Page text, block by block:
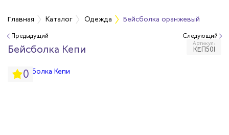
Главная Каталог Одежда Бейсболка оранжевый
Предыдущий
Бейсболка Кепи Артикул:
КЕП501
0
Следующий